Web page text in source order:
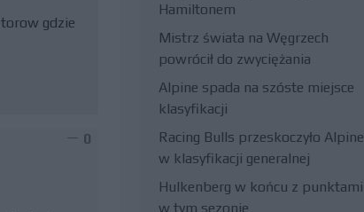
gdzie
0
Hamiltonem
Mistrz świata na Węgrzech
powrócił do zwyciężania
Alpine spada na szóste miejsce
klasyfikacji
Racing Bulls przeskoczyło Alpine
w klasyfikacji generalnej
Hulkenberg w końcu z punktami
w tym sezonie